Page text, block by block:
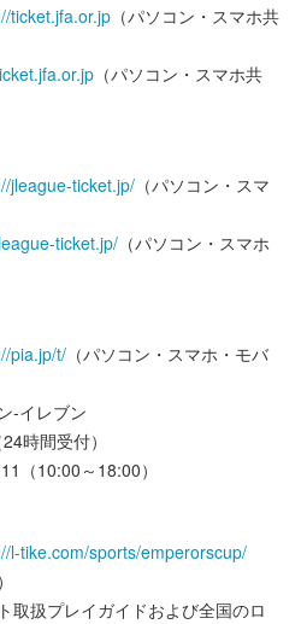
ticket.jfa.or.jp （パソコン・スマホ共
（パソコン・スマホ共
jleague-ticket.jp/ （パソコン・スマ
ticket.jp/ （パソコン・スマホ
pia.jp/t/ （パソコン・スマホ・モバ
-イレブン
時間受付）
（10:00～18:00）
l-tike.com/sports/emperorscup/
取扱プレイガイドおよび全国のロ